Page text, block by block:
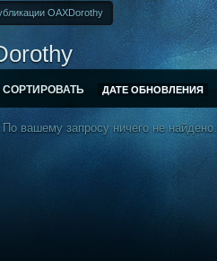
OAXDorothy
СОРТИРОВАТЬ ДАТЕ ОБНОВЛЕНИЯ
По вашему запросу ничего не найдено.